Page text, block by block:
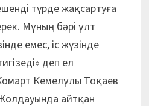
түрде жақсартуға
Мұның бәрі ұлт
емес, іс жүзінде
деп ел
Кемелұлы Тоқаев
айтқан